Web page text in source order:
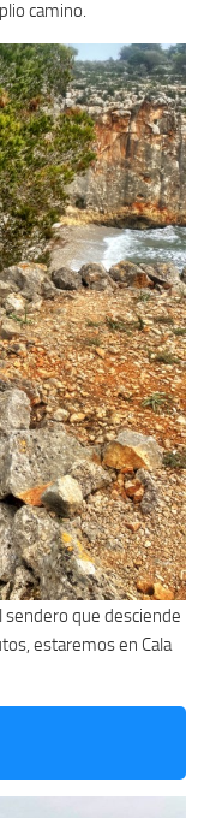
camino.
sendero que desciende
estaremos en Cala